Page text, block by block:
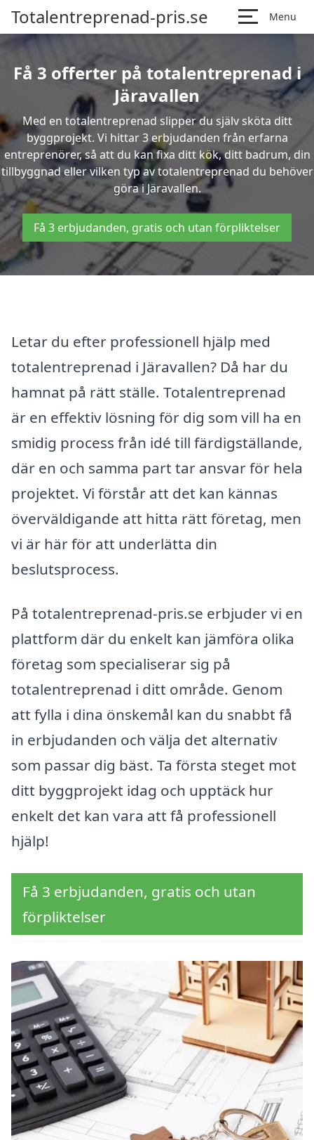
Totalentreprenad-pris.se Menu
Få 3 offerter på totalentreprenad i
Järavallen
Med en totalentreprenad slipper du själv sköta ditt
byggprojekt. Vi hittar 3 erbjudanden från erfarna
entreprenörer, så att du kan fixa ditt kök, ditt badrum, din
tillbyggnad eller vilken typ av totalentreprenad du behöver
göra i Järavallen.
Få 3 erbjudanden, gratis och utan förpliktelser
Letar du efter professionell hjälp med
totalentreprenad i Järavallen? Då har du
hamnat på rätt ställe. Totalentreprenad
är en effektiv lösning för dig som vill ha en
smidig process från idé till färdigställande,
där en och samma part tar ansvar för hela
projektet. Vi förstår att det kan kännas
överväldigande att hitta rätt företag, men
vi är här för att underlätta din
beslutsprocess.
På totalentreprenad-pris.se erbjuder vi en
plattform där du enkelt kan jämföra olika
företag som specialiserar sig på
totalentreprenad i ditt område. Genom
att fylla i dina önskemål kan du snabbt få
in erbjudanden och välja det alternativ
som passar dig bäst. Ta första steget mot
ditt byggprojekt idag och upptäck hur
enkelt det kan vara att få professionell
hjälp!
Få 3 erbjudanden, gratis och utan
förpliktelser